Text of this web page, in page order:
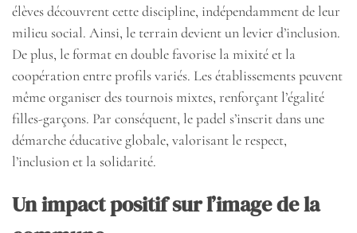
élèves découvrent cette discipline, indépendamment de leur
milieu social. Ainsi, le terrain devient un levier d’inclusion.
De plus, le format en double favorise la mixité et la
coopération entre profils variés. Les établissements peuvent
même organiser des tournois mixtes, renforçant l’égalité
filles-garçons. Par conséquent, le padel s’inscrit dans une
démarche éducative globale, valorisant le respect,
l’inclusion et la solidarité.
Un impact positif sur l’image de la